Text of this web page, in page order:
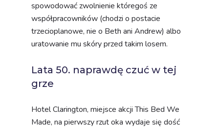
spowodować zwolnienie któregoś ze
współpracowników (chodzi o postacie
trzecioplanowe, nie o Beth ani Andrew) albo
uratowanie mu skóry przed takim losem.
Lata 50. naprawdę czuć w tej
grze
Hotel Clarington, miejsce akcji This Bed We
Made, na pierwszy rzut oka wydaje się dość